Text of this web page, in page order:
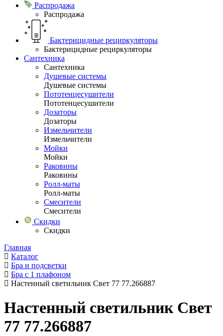
Распродажа
Распродажа
Бактерицидные рециркуляторы
Бактерицидные рециркуляторы
Сантехника
Сантехника
Душевые системы
Душевые системы
Пототенцесушители
Пототенцесушители
Дозаторы
Дозаторы
Измельчители
Измельчители
Мойки
Мойки
Раковины
Раковины
Ролл-маты
Ролл-маты
Смесители
Смесители
Скидки
Скидки
Главная
Каталог
Бра и подсветки
Бра с 1 плафоном
Настенный светильник Свет 77 77.266887
Настенный светильник Свет
77 77.266887